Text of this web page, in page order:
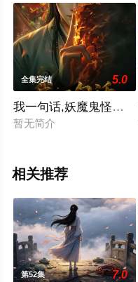
全集完结 5.0
我一句话,妖魔鬼怪全灭
暂无简介
相关推荐
第52集 7.0